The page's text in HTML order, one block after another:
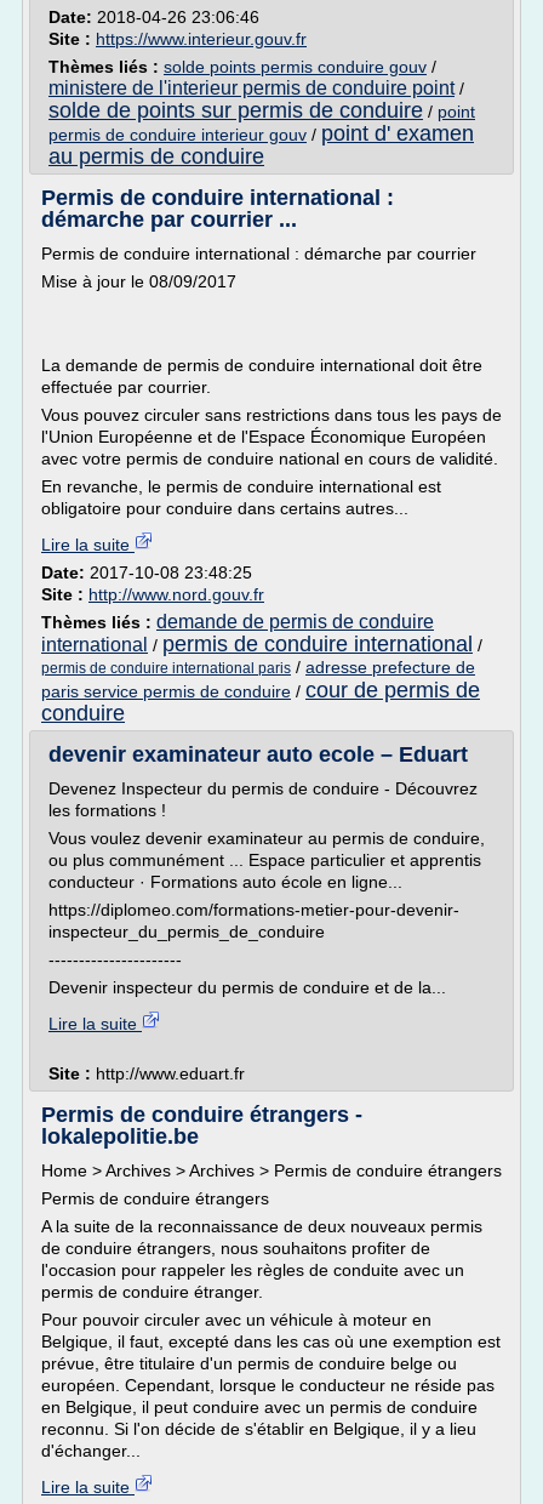
Date: 2018-04-26 23:06:46
Site : https://www.interieur.gouv.fr
Thèmes liés : solde points permis conduire gouv /
ministere de l'interieur permis de conduire point/
solde de points sur permis de conduire / point
permis de conduire interieur gouv / point d' examen
au permis de conduire
Permis de conduire international :
démarche par courrier ...
Permis de conduire international : démarche par courrier
Mise à jour le 08/09/2017
La demande de permis de conduire international doit être
effectuée par courrier.
Vous pouvez circuler sans restrictions dans tous les pays de
l'Union Européenne et de l'Espace Économique Européen
avec votre permis de conduire national en cours de validité.
En revanche, le permis de conduire international est
obligatoire pour conduire dans certains autres...
Lire la suite
Date: 2017-10-08 23:48:25
Site : http://www.nord.gouv.fr
Thèmes liés : demande de permis de conduire
international / permis de conduire international /
permis de conduire international paris / adresse prefecture de
paris service permis de conduire / cour de permis de
conduire
devenir examinateur auto ecole – Eduart
Devenez Inspecteur du permis de conduire - Découvrez
les formations !
Vous voulez devenir examinateur au permis de conduire,
ou plus communément ... Espace particulier et apprentis
conducteur · Formations auto école en ligne...
https://diplomeo.com/formations-metier-pour-devenir-
inspecteur_du_permis_de_conduire
----------------------
Devenir inspecteur du permis de conduire et de la...
Lire la suite
Site : http://www.eduart.fr
Permis de conduire étrangers -
lokalepolitie.be
Home > Archives > Archives > Permis de conduire étrangers
Permis de conduire étrangers
A la suite de la reconnaissance de deux nouveaux permis
de conduire étrangers, nous souhaitons profiter de
l'occasion pour rappeler les règles de conduite avec un
permis de conduire étranger.
Pour pouvoir circuler avec un véhicule à moteur en
Belgique, il faut, excepté dans les cas où une exemption est
prévue, être titulaire d'un permis de conduire belge ou
européen. Cependant, lorsque le conducteur ne réside pas
en Belgique, il peut conduire avec un permis de conduire
reconnu. Si l'on décide de s'établir en Belgique, il y a lieu
d'échanger...
Lire la suite